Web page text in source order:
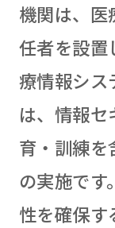
機関は、医
任者を設置
療情報シス
は、情報セ
育・訓練を
の実施です
性を確保す